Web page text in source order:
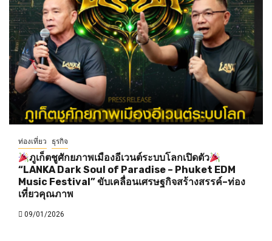
ท่องเที่ยว ธุรกิจ
ภูเก็ตชูศักยภาพเมืองอีเวนต์ระบบโลกเปิดตัว
“LANKA Dark Soul of Paradise – Phuket EDM
Music Festival” ขับเคลื่อนเศรษฐกิจสร้างสรรค์–ท่อง
เที่ยวคุณภาพ
09/01/2026